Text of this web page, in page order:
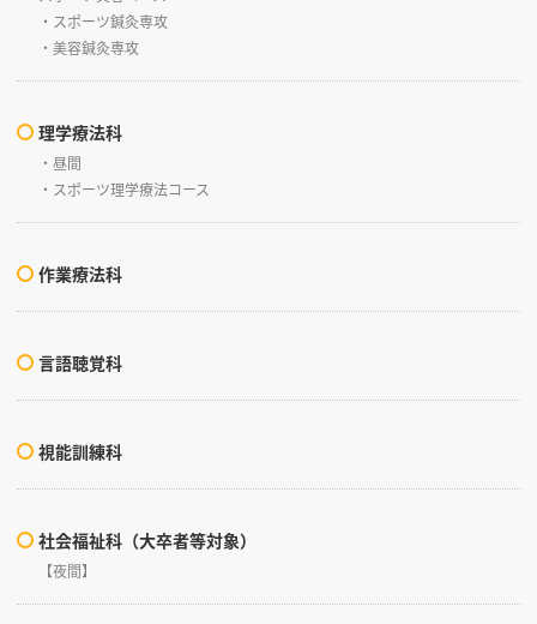
・スポーツ鍼灸専攻
・美容鍼灸専攻
理学療法科
・昼間
・スポーツ理学療法コース
作業療法科
言語聴覚科
視能訓練科
社会福祉科（大卒者等対象）
【夜間】